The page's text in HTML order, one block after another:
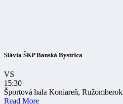
Slávia ŠKP Banská Bystrica
VS
15:30
Športová hala Koniareň, Ružomberok
Read More